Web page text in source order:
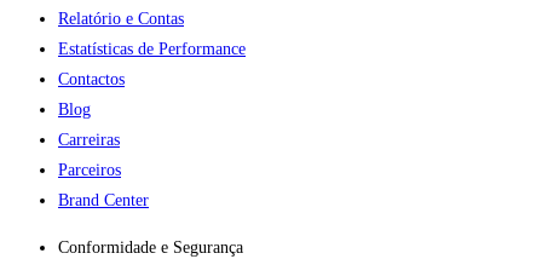
Relatório e Contas
Estatísticas de Performance
Contactos
Blog
Carreiras
Parceiros
Brand Center
Conformidade e Segurança